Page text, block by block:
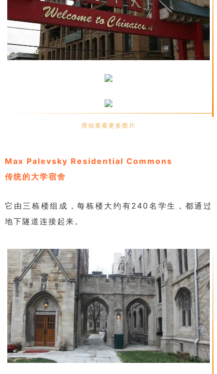
滑动查看更多图片
Max Palevsky Residential Commons
传统的大学宿舍
它由三栋楼组成，每栋楼大约有240名学生，都通过
地下隧道连接起来。